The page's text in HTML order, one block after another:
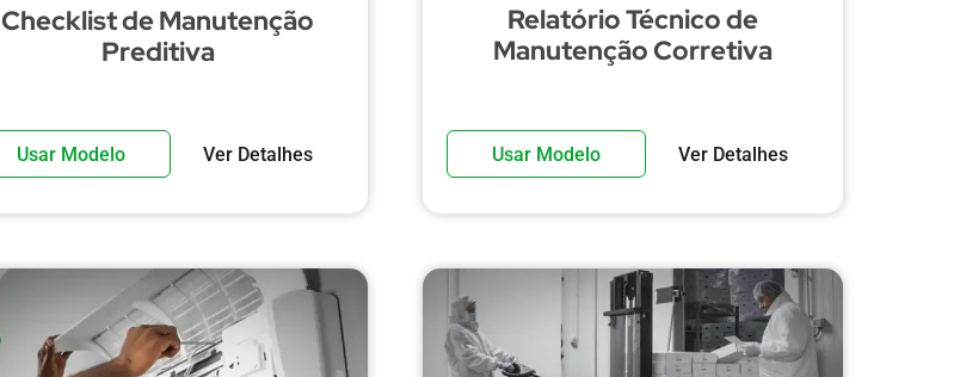
Checklist de Manutenção
Preditiva
Usar Modelo Ver Detalhes
Relatório Técnico de
Manutenção Corretiva
Usar Modelo Ver Detalhes